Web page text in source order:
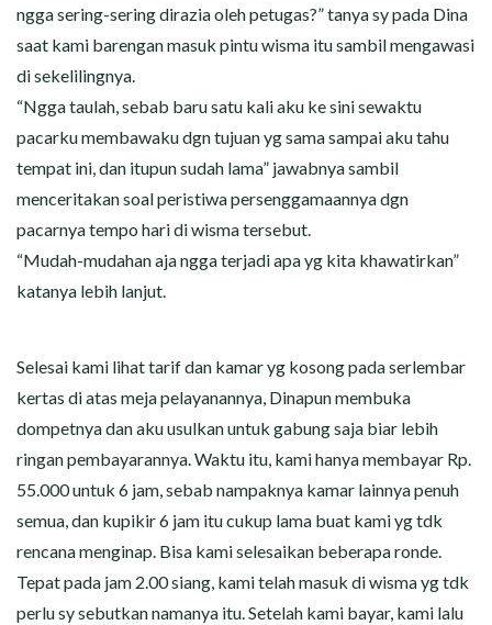
ngga sering-sering dirazia oleh petugas?” tanya sy pada Dina
saat kami barengan masuk pintu wisma itu sambil mengawasi
di sekelilingnya.
“Ngga taulah, sebab baru satu kali aku ke sini sewaktu
pacarku membawaku dgn tujuan yg sama sampai aku tahu
tempat ini, dan itupun sudah lama” jawabnya sambil
menceritakan soal peristiwa persenggamaannya dgn
pacarnya tempo hari di wisma tersebut.
“Mudah-mudahan aja ngga terjadi apa yg kita khawatirkan”
katanya lebih lanjut.
Selesai kami lihat tarif dan kamar yg kosong pada serlembar
kertas di atas meja pelayanannya, Dinapun membuka
dompetnya dan aku usulkan untuk gabung saja biar lebih
ringan pembayarannya. Waktu itu, kami hanya membayar Rp.
55.000 untuk 6 jam, sebab nampaknya kamar lainnya penuh
semua, dan kupikir 6 jam itu cukup lama buat kami yg tdk
rencana menginap. Bisa kami selesaikan beberapa ronde.
Tepat pada jam 2.00 siang, kami telah masuk di wisma yg tdk
perlu sy sebutkan namanya itu. Setelah kami bayar, kami lalu